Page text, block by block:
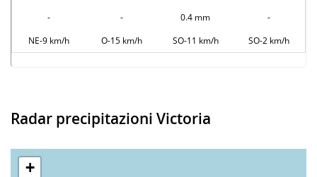
- - 0.4 mm
-
NE-9 km/h
O-15 km/h SO-11 km/h SO-2 km/h
Radar precipitazioni Victoria